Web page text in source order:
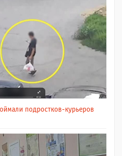
подростков-курьеров